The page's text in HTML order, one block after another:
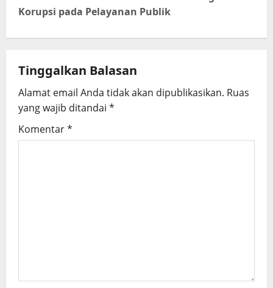
a
v
i
g
a
t
Korupsi pada Pelayanan Publik
Tinggalkan Balasan
Alamat email Anda tidak akan dipublikasikan. Ruas
yang wajib ditandai *
Komentar*